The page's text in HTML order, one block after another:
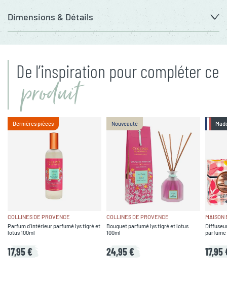
Dimensions & Détails
De l’inspiration pour compléter ce
produit
Dernières pièces
COLLINES DE PROVENCE
Parfum d'intérieur parfumé lys tigré et
lotus 100ml
17,95 €
Nouveauté
COLLINES DE PROVENCE
Bouquet parfumé lys tigré et lotus
100ml
24,95 €
MAISON
17,95